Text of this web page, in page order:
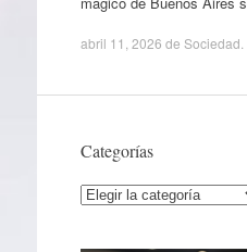
abril 11, 2026 de Sociedad
Categorías
Categorías